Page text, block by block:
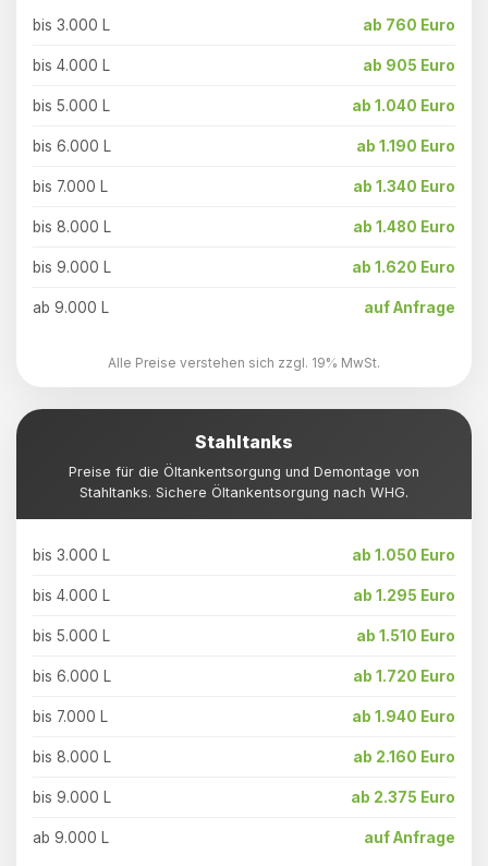
bis 3.000 L ab 760 Euro
bis 4.000 L ab 905 Euro
bis 5.000 L ab 1.040 Euro
bis 6.000 L ab 1.190 Euro
bis 7.000 L ab 1.340 Euro
bis 8.000 L ab 1.480 Euro
bis 9.000 L ab 1.620 Euro
ab 9.000 L auf Anfrage
Alle Preise verstehen sich zzgl. 19% MwSt.
Stahltanks
Preise für die Öltankentsorgung und Demontage von
Stahltanks. Sichere Öltankentsorgung nach WHG.
bis 3.000 L ab 1.050 Euro
bis 4.000 L ab 1.295 Euro
bis 5.000 L ab 1.510 Euro
bis 6.000 L ab 1.720 Euro
bis 7.000 L ab 1.940 Euro
bis 8.000 L ab 2.160 Euro
bis 9.000 L ab 2.375 Euro
ab 9.000 L auf Anfrage